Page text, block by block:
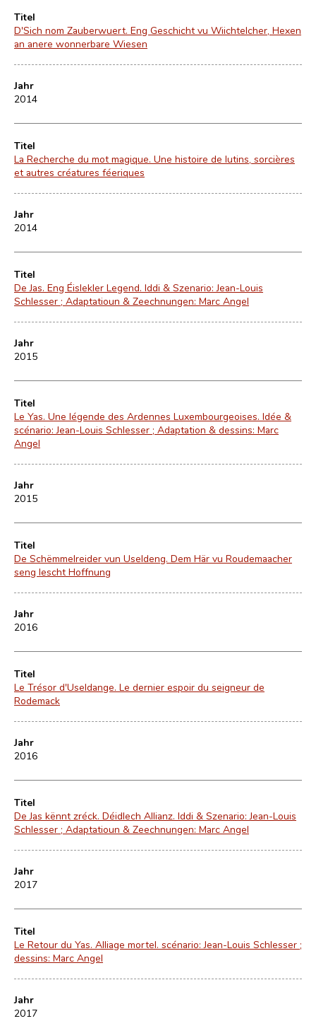
Titel
D'Sich nom Zauberwuert. Eng Geschicht vu Wiichtelcher, Hexen
an anere wonnerbare Wiesen
Jahr
2014
Titel
La Recherche du mot magique. Une histoire de lutins, sorcières
et autres créatures féeriques
Jahr
2014
Titel
De Jas. Eng Éislekler Legend. Iddi & Szenario: Jean-Louis
Schlesser ; Adaptatioun & Zeechnungen: Marc Angel
Jahr
2015
Titel
Le Yas. Une légende des Ardennes Luxembourgeoises. Idée &
scénario: Jean-Louis Schlesser ; Adaptation & dessins: Marc
Angel
Jahr
2015
Titel
De Schëmmelreider vun Useldeng. Dem Här vu Roudemaacher
seng lescht Hoffnung
Jahr
2016
Titel
Le Trésor d'Useldange. Le dernier espoir du seigneur de
Rodemack
Jahr
2016
Titel
De Jas kënnt zréck. Déidlech Allianz. Iddi & Szenario: Jean-Louis
Schlesser ; Adaptatioun & Zeechnungen: Marc Angel
Jahr
2017
Titel
Le Retour du Yas. Alliage mortel. scénario: Jean-Louis Schlesser ;
dessins: Marc Angel
Jahr
2017